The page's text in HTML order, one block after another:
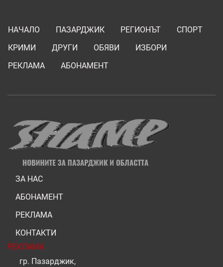
НАЧАЛО ПАЗАРДЖИК РЕГИОНЪТ
СПОРТ
КРИМИ
ДРУГИ ОБЯВИ
ИЗБОРИ
РЕКЛАМА
АБОНАМЕНТ
ЗА НАС
АБОНАМЕНТ
РЕКЛАМА
КОНТАКТИ
РЕКЛАМА
гр. Пазарджик,